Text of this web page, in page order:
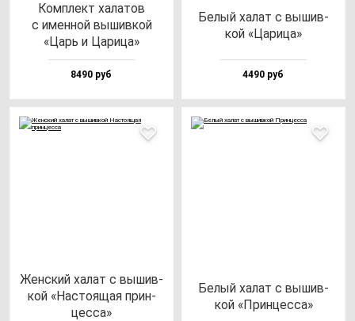
Ком­плект ха­ла­тов
с имен­ной вы­шив­кой
«Царь и Цари­ца»
8490 руб
Белый ха­лат с вы­шив­
кой «Цари­ца»
4490 руб
Жен­ский ха­лат с вы­шив­
кой «Нас­то­ящая прин­
цес­са»
Белый ха­лат с вы­шив­
кой «Прин­цес­са»